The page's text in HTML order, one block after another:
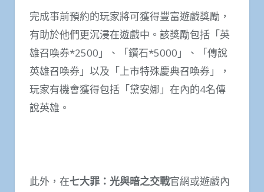
完成事前預約的玩家將可獲得豐富遊戲獎勵，
有助於他們更沉浸在遊戲中。該獎勵包括「英
雄召喚券*2500」、「鑽石*5000」、「傳說
英雄召喚券」以及「上市特殊慶典召喚券」，
玩家有機會獲得包括「黛安娜」在內的4名傳
說英雄。
此外，在七大罪：光與暗之交戰官網或遊戲內